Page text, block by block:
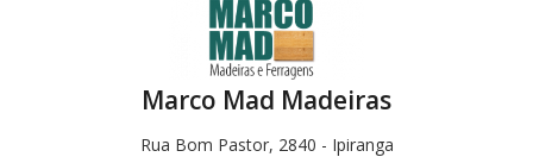
Marco Mad Madeiras
Rua Bom Pastor, 2840 - Ipiranga